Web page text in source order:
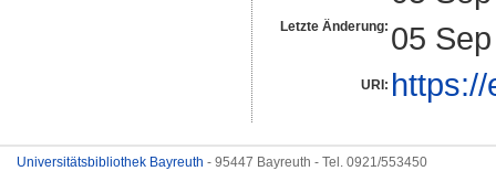
Letzte Änderung: 05
URI:
Universitätsbibliothek Bayreuth - 95447 Bayreuth - Tel. 0921/553450